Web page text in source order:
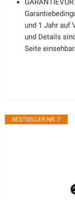
und 1 Jahr auf
und Details
Seite einsehbar.
BESTSELLER NR. 7